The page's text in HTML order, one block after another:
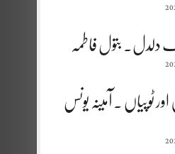
دلدل. بتول فاطمہ
ٹوپیاں . آمینہ یونس